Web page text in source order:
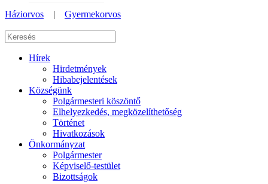
Háziorvos | Gyermekorvos
Hírek
Hirdetmények
Hibabejelentések
Községünk
Polgármesteri köszöntő
Elhelyezkedés, megközelíthetőség
Történet
Hivatkozások
Önkormányzat
Polgármester
Képviselő-testület
Bizottságok